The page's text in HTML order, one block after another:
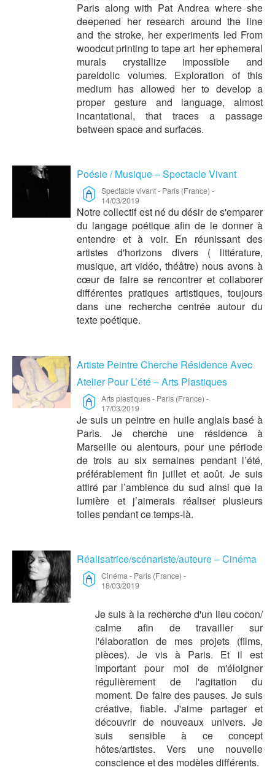
Paris along with Pat Andrea where she
deepened her research around the line
and the stroke, her experiments led From
woodcut printing to tape art her ephemeral
murals crystallize impossible and
pareidolic volumes. Exploration of this
medium has allowed her to develop a
proper gesture and language, almost
incantational, that traces a passage
between space and surfaces.
Poésie / Musique – Spectacle Vivant
Spectacle vivant- Paris (France) -
14/03/2019
Notre collectif est né du désir de s'emparer
du langage poétique afin de le donner à
entendre et à voir. En réunissant des
artistes d'horizons divers ( littérature,
musique, art vidéo, théâtre) nous avons à
cœur de faire se rencontrer et collaborer
différentes pratiques artistiques, toujours
dans une recherche centrée autour du
texte poétique.
Artiste Peintre Cherche Résidence Avec
Atelier Pour L’été – Arts Plastiques
Arts plastiques- Paris (France) -
17/03/2019
Je suis un peintre en huile anglais basé à
Paris. Je cherche une résidence à
Marseille ou alentours, pour une période
de trois au six semaines pendant l’été,
préférablement fin juillet et août. Je suis
attiré par l’ambience du sud ainsi que la
lumière et j’aimerais réaliser plusieurs
toiles pendant ce temps-là.
Réalisatrice/scénariste/auteure – Cinéma
Cinéma- Paris (France) -
18/03/2019
Je suis à la recherche d'un lieu cocon/
calme afin de travailler sur
l'élaboration de mes projets (films,
pièces). Je vis à Paris. Et il est
important pour moi de m'éloigner
régulièrement de l'agitation du
moment. De faire des pauses. Je suis
créative, fiable. J'aime partager et
découvrir de nouveaux univers. Je
suis sensible à ce concept
hôtes/artistes. Vers une nouvelle
conscience et des modèles différents.